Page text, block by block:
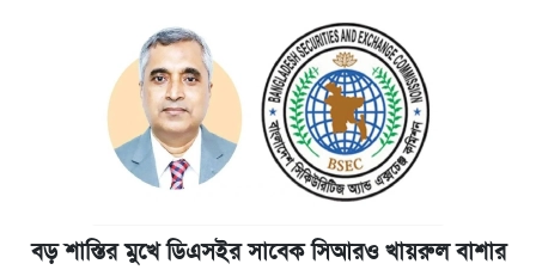
বড় শাস্তির মুখে ডিএসইর সাবেক সিআরও খায়রুল বাশার